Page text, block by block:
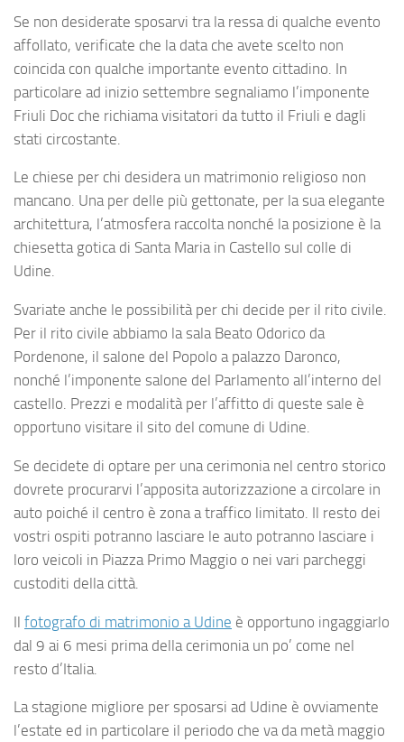
Se non desiderate sposarvi tra la ressa di qualche evento
affollato, verificate che la data che avete scelto non
coincida con qualche importante evento cittadino. In
particolare ad inizio settembre segnaliamo l’imponente
Friuli Doc che richiama visitatori da tutto il Friuli e dagli
stati circostante.
Le chiese per chi desidera un matrimonio religioso non
mancano. Una per delle più gettonate, per la sua elegante
architettura, l’atmosfera raccolta nonché la posizione è la
chiesetta gotica di Santa Maria in Castello sul colle di
Udine.
Svariate anche le possibilità per chi decide per il rito civile.
Per il rito civile abbiamo la sala Beato Odorico da
Pordenone, il salone del Popolo a palazzo Daronco,
nonché l’imponente salone del Parlamento all’interno del
castello. Prezzi e modalità per l’affitto di queste sale è
opportuno visitare il sito del comune di Udine.
Se decidete di optare per una cerimonia nel centro storico
dovrete procurarvi l’apposita autorizzazione a circolare in
auto poiché il centro è zona a traffico limitato. Il resto dei
vostri ospiti potranno lasciare le auto potranno lasciare i
loro veicoli in Piazza Primo Maggio o nei vari parcheggi
custoditi della città.
Il fotografo di matrimonio a Udine è opportuno ingaggiarlo
dal 9 ai 6 mesi prima della cerimonia un po’ come nel
resto d’Italia.
La stagione migliore per sposarsi ad Udine è ovviamente
l’estate ed in particolare il periodo che va da metà maggio